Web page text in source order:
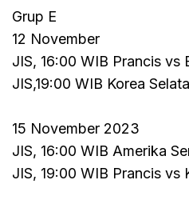
Grup E
12 November
JIS, 16:00 WIB Prancis vs
JIS,19:00 WIB Korea
15 November 2023
JIS, 16:00 WIB Amerika
JIS, 19:00 WIB Prancis vs